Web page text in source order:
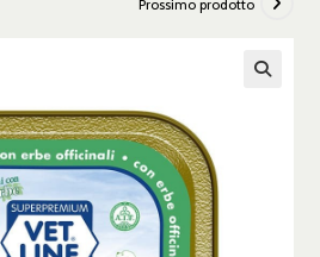
Prossimo prodotto